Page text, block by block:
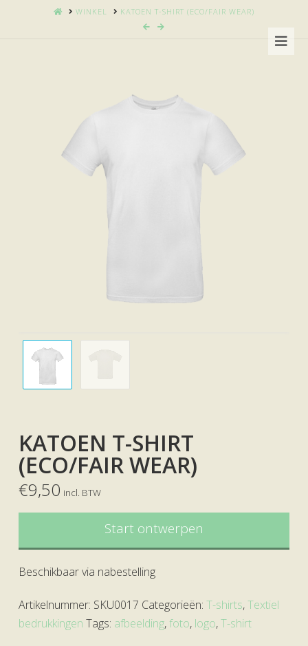
HOMEWINKEL KATOEN T-SHIRT (ECO/FAIR WEAR)
KATOEN T-SHIRT
(ECO/FAIR WEAR)
€9,50 incl. BTW
Start ontwerpen
Beschikbaar via nabestelling
Artikelnummer: SKU0017 Categorieën: T-shirts,Textiel
bedrukkingen Tags: afbeelding,foto, logo,T-shirt